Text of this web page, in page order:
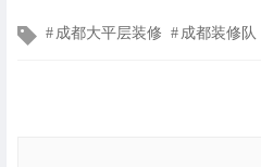
文 成都大平层装修 成都装修队